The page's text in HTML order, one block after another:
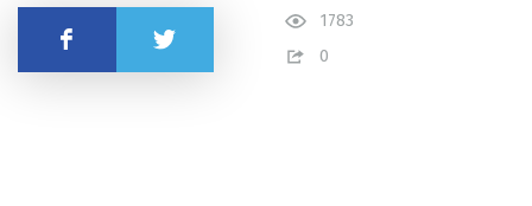
1783
0
Поделиться